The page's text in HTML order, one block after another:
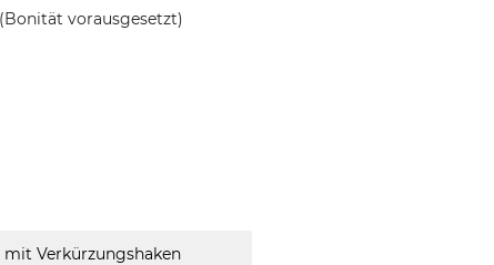
vorausgesetzt)
mit Verkürzungshaken